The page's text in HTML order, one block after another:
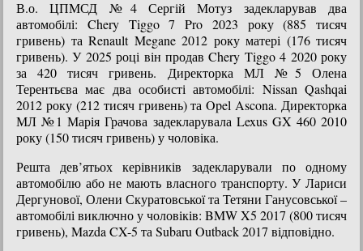
В.о. ЦПМСД №4 Сергій Мотуз задекларував два
автомобілі: Chery Tiggo 7 Pro 2023 року (885 тисяч
гривень) та Renault Megane 2012 року матері (176 тисяч
гривень). У 2025 році він продав Chery Tiggo 4 2020 року
за 420 тисяч гривень. Директорка МЛ №5 Олена
Терентьєва має два особисті автомобілі: Nissan Qashqai
2012 року (212 тисяч гривень) та Opel Ascona. Директорка
МЛ №1 Марія Грачова задекларувала Lexus GX 460 2010
року (150 тисяч гривень) у чоловіка.
Решта дев’ятьох керівників задекларували по одному
автомобілю або не мають власного транспорту. У Лариси
Дергунової, Олени Скуратовської та Тетяни Ганусовської –
автомобілі виключно у чоловіків: BMW X5 2017 (800 тисяч
гривень), Mazda CX-5 та Subaru Outback 2017 відповідно.